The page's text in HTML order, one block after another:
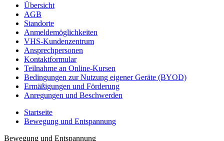
Übersicht
AGB
Standorte
Anmeldemöglichkeiten
VHS-Kundenzentrum
Ansprechpersonen
Kontaktformular
Teilnahme an Online-Kursen
Bedingungen zur Nutzung eigener Geräte (BYOD)
Ermäßigungen und Förderung
Anregungen und Beschwerden
Startseite
Bewegung und Entspannung
Bewegung und Entspannung